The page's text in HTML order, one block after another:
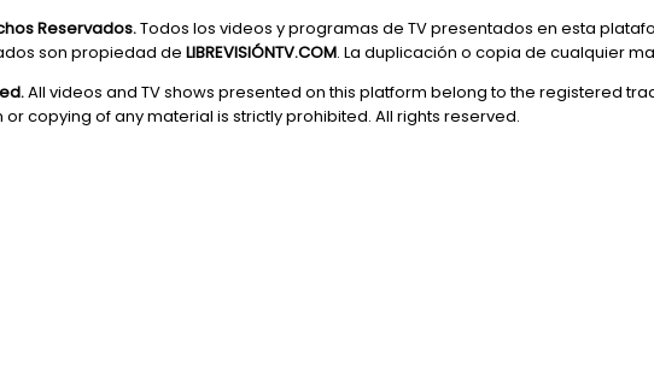
Reservados.Todos los videos y programas de TV presentados en esta
son propiedad de LIBREVISIÓNTV.COM. La duplicación o copia de cualquier
All videos and TV shows presented on this platform belong to the registered
or copying of any material is strictly prohibited. All rights reserved.